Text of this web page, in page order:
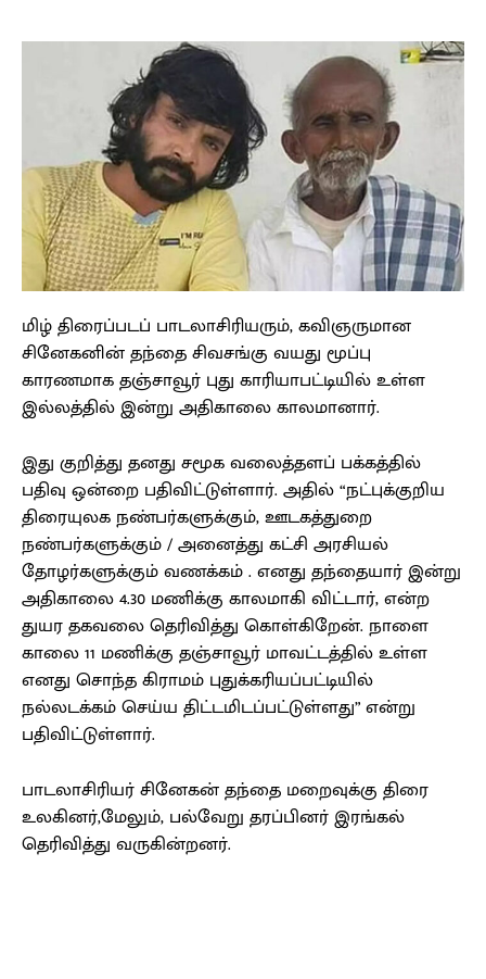
மிழ் திரைப்படப் பாடலாசிரியரும், கவிஞருமான
சினேகனின் தந்தை சிவசங்கு வயது மூப்பு
காரணமாக தஞ்சாவூர் புது காரியாபட்டியில் உள்ள
இல்லத்தில் இன்று அதிகாலை காலமானார்.
இது குறித்து தனது சமூக வலைத்தளப் பக்கத்தில்
பதிவு ஒன்றை பதிவிட்டுள்ளார். அதில் “நட்புக்குறிய
திரையுலக நண்பர்களுக்கும், ஊடகத்துறை
நண்பர்களுக்கும் / அனைத்து கட்சி அரசியல்
தோழர்களுக்கும் வணக்கம் . எனது தந்தையார் இன்று
அதிகாலை 4.30 மணிக்கு காலமாகி விட்டார், என்ற
துயர தகவலை தெரிவித்து கொள்கிறேன். நாளை
காலை 11 மணிக்கு தஞ்சாவூர் மாவட்டத்தில் உள்ள
எனது சொந்த கிராமம் புதுக்கரியப்பட்டியில்
நல்லடக்கம் செய்ய திட்டமிடப்பட்டுள்ளது” என்று
பதிவிட்டுள்ளார்.
பாடலாசிரியர் சினேகன் தந்தை மறைவுக்கு திரை
உலகினர்,மேலும், பல்வேறு தரப்பினர் இரங்கல்
தெரிவித்து வருகின்றனர்.